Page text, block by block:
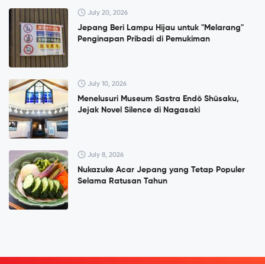
July 20, 2026
Jepang Beri Lampu Hijau untuk "Melarang"
Penginapan Pribadi di Pemukiman
July 10, 2026
Menelusuri Museum Sastra Endō Shūsaku,
Jejak Novel Silence di Nagasaki
July 8, 2026
Nukazuke Acar Jepang yang Tetap Populer
Selama Ratusan Tahun